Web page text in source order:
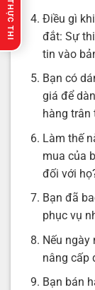
Điều gì
đắt: Sự
tin vào
Bạn có
giá để
hàng trân
Làm thế
mua của
đối với
Bạn đã
phục vụ
Nếu ngày
nâng cấp
Bạn bán